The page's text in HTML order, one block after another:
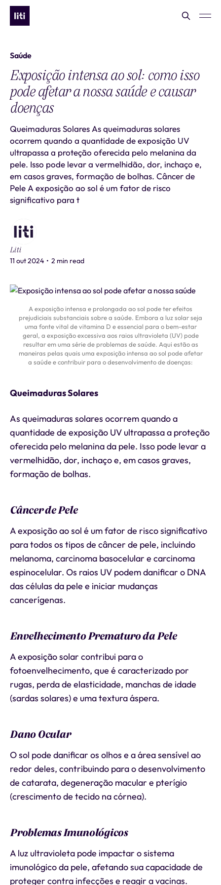
Saúde
Exposição intensa ao sol: como isso
pode afetar a nossa saúde e causar
doenças
Queimaduras Solares As queimaduras solares
ocorrem quando a quantidade de exposição UV
ultrapassa a proteção oferecida pelo melanina da
pele. Isso pode levar a vermelhidão, dor, inchaço e,
em casos graves, formação de bolhas. Câncer de
Pele A exposição ao sol é um fator de risco
significativo para t
Liti
11 out 2024 • 2 min read
A exposição intensa e prolongada ao sol pode ter efeitos
prejudiciais substanciais sobre a saúde. Embora a luz solar seja
uma fonte vital de vitamina D e essencial para o bem-estar
geral, a exposição excessiva aos raios ultravioleta (UV) pode
resultar em uma série de problemas de saúde. Aqui estão as
maneiras pelas quais uma exposição intensa ao sol pode afetar
a saúde e contribuir para o desenvolvimento de doenças:
Queimaduras Solares
As queimaduras solares ocorrem quando a
quantidade de exposição UV ultrapassa a proteção
oferecida pelo melanina da pele. Isso pode levar a
vermelhidão, dor, inchaço e, em casos graves,
formação de bolhas.
Câncer de Pele
A exposição ao sol é um fator de risco significativo
para todos os tipos de câncer de pele, incluindo
melanoma, carcinoma basocelular e carcinoma
espinocelular. Os raios UV podem danificar o DNA
das células da pele e iniciar mudanças
cancerígenas.
Envelhecimento Prematuro da Pele
A exposição solar contribui para o
fotoenvelhecimento, que é caracterizado por
rugas, perda de elasticidade, manchas de idade
(sardas solares) e uma textura áspera.
Dano Ocular
O sol pode danificar os olhos e a área sensível ao
redor deles, contribuindo para o desenvolvimento
de catarata, degeneração macular e pterígio
(crescimento de tecido na córnea).
Problemas Imunológicos
A luz ultravioleta pode impactar o sistema
imunológico da pele, afetando sua capacidade de
proteger contra infecções e reagir a vacinas.